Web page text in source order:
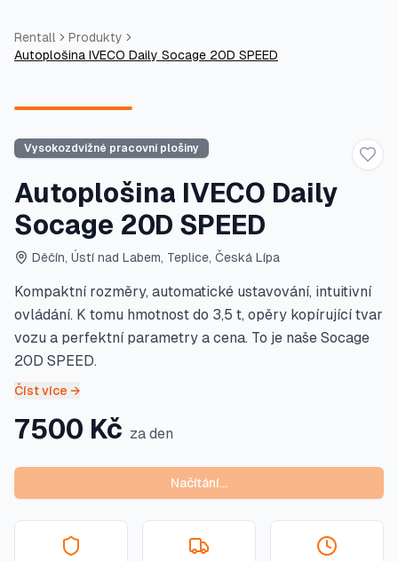
Rentall
Produkty
Autoplošina IVECO Daily Socage 20D SPEED
Vysokozdvižné pracovní plošiny
Autoplošina IVECO Daily
Socage 20D SPEED
Děčín, Ústí nad Labem, Teplice, Česká Lípa
Kompaktní rozměry, automatické ustavování, intuitivní
ovládání. K tomu hmotnost do 3,5 t, opěry kopírující tvar
vozu a perfektní parametry a cena. To je naše Socage
20D SPEED.
Číst více →
7500 Kč za den
Načítání…